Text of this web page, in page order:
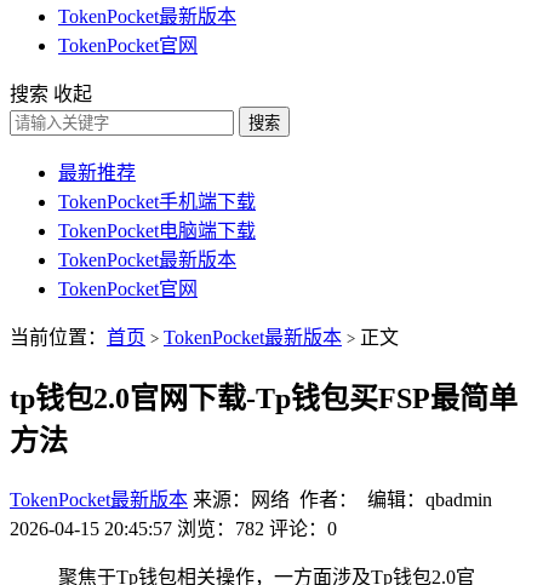
TokenPocket最新版本
TokenPocket官网
搜索 收起
搜索
最新推荐
TokenPocket手机端下载
TokenPocket电脑端下载
TokenPocket最新版本
TokenPocket官网
当前位置： 首页 > TokenPocket最新版本 > 正文
tp钱包2.0官网下载-Tp钱包买FSP最简单
方法
TokenPocket最新版本 来源：网络 作者： 编辑：qbadmin
2026-04-15 20:45:57 浏览：782 评论：0
聚焦于Tp钱包相关操作，一方面涉及Tp钱包2.0官